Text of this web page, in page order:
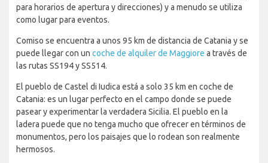
para horarios de apertura y direcciones) y a menudo se utiliza
como lugar para eventos.
Comiso se encuentra a unos 95 km de distancia de Catania y se
puede llegar con un coche de alquiler de Maggiore a través de
las rutas SS194 y SS514.
El pueblo de Castel di Iudica está a solo 35 km en coche de
Catania: es un lugar perfecto en el campo donde se puede
pasear y experimentar la verdadera Sicilia. El pueblo en la
ladera puede que no tenga mucho que ofrecer en términos de
monumentos, pero los paisajes que lo rodean son realmente
hermosos.